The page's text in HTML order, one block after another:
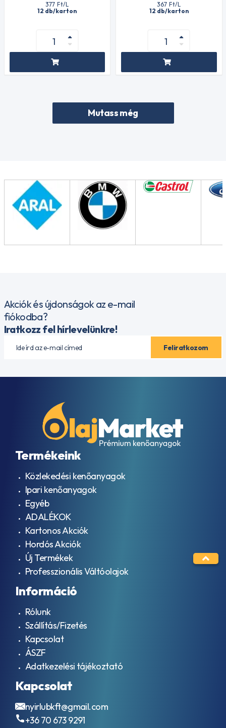
377 Ft/L
12 db/karton
367 Ft/L
12 db/karton
Mutass még
Akciók és újdonságok az e-mail
fiókodba?
Iratkozz fel hírlevelünkre!
Termékeink
Közlekedési kenőanyagok
Ipari kenőanyagok
Egyéb
ADALÉKOK
Kartonos Akciók
Hordós Akciók
Új Termékek
Professzionális Váltóolajok
Információ
Rólunk
Szállítás/Fizetés
Kapcsolat
ÁSZF
Adatkezelési tájékoztató
Kapcsolat
nyirlubkft@gmail.com
+36 70 673 9291